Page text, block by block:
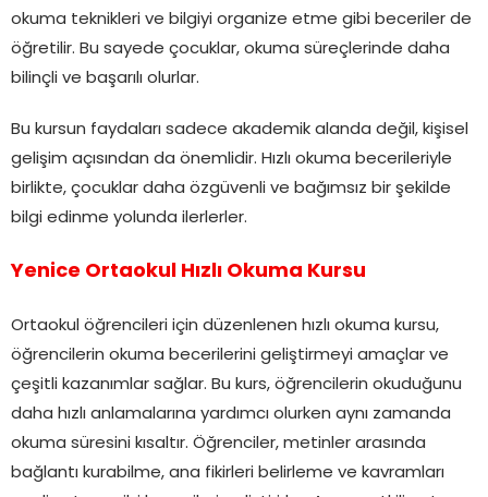
okuma teknikleri ve bilgiyi organize etme gibi beceriler de
öğretilir. Bu sayede çocuklar, okuma süreçlerinde daha
bilinçli ve başarılı olurlar.
Bu kursun faydaları sadece akademik alanda değil, kişisel
gelişim açısından da önemlidir. Hızlı okuma becerileriyle
birlikte, çocuklar daha özgüvenli ve bağımsız bir şekilde
bilgi edinme yolunda ilerlerler.
Yenice Ortaokul Hızlı Okuma Kursu
Ortaokul öğrencileri için düzenlenen hızlı okuma kursu,
öğrencilerin okuma becerilerini geliştirmeyi amaçlar ve
çeşitli kazanımlar sağlar. Bu kurs, öğrencilerin okuduğunu
daha hızlı anlamalarına yardımcı olurken aynı zamanda
okuma süresini kısaltır. Öğrenciler, metinler arasında
bağlantı kurabilme, ana fikirleri belirleme ve kavramları